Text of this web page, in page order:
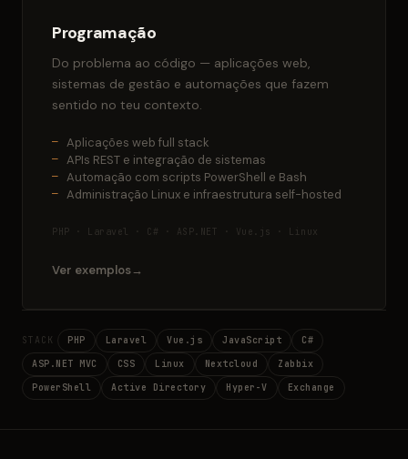
Programação
Do problema ao código — aplicações web,
sistemas de gestão e automações que fazem
sentido no teu contexto.
Aplicações web full stack
APIs REST e integração de sistemas
Automação com scripts PowerShell e Bash
Administração Linux e infraestrutura self-hosted
PHP · Laravel · C# · ASP.NET · Vue.js · Linux
Ver exemplos
STACK PHP Laravel Vue.js JavaScript
C#
ASP.NET MVC
CSS Linux Nextcloud
Zabbix
PowerShell
Active Directory Hyper-V Exchange